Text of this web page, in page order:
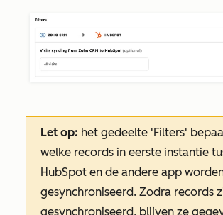
Let op: het gedeelte 'Filters'
welke records in eerste instantie
HubSpot en de andere app
gesynchroniseerd. Zodra records
gesynchroniseerd, blijven ze